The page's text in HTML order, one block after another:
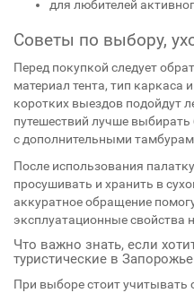
для любителей
Советы по выбору,
Перед покупкой следует
материал тента, тип каркаса
коротких выездов подойдут
путешествий лучше
с дополнительными
После использования
просушивать и хранить в
аккуратное обращение
эксплуатационные свойства
Что важно знать, если
туристические в Запорожье
При выборе стоит учитывать